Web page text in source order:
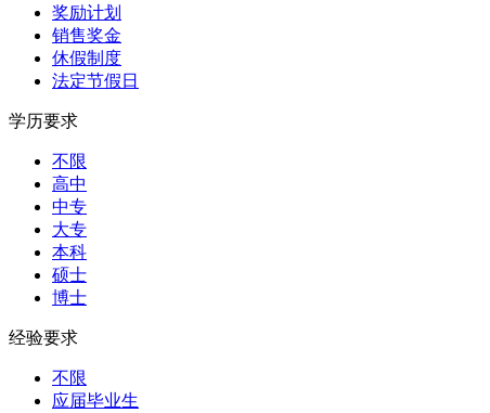
奖励计划
销售奖金
休假制度
法定节假日
学历要求
不限
高中
中专
大专
本科
硕士
博士
经验要求
不限
应届毕业生